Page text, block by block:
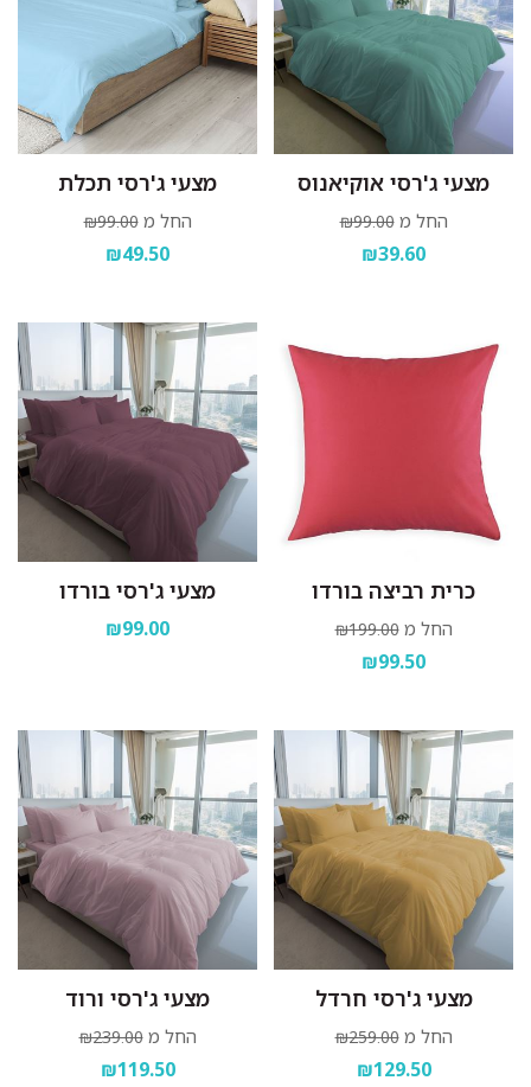
מצעי ג'רסי אוקיאנוס
החל מ ₪99.00
₪39.60
מצעי ג'רסי תכלת
החל מ ₪99.00
₪49.50
כרית רביצה בורדו
החל מ ₪199.00
₪99.50
מצעי ג'רסי בורדו
₪99.00
מצעי ג'רסי חרדל
החל מ ₪259.00
₪129.50
מצעי ג'רסי ורוד
החל מ ₪239.00
₪119.50